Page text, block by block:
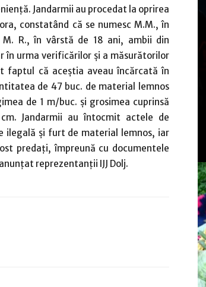
Jandarmii au procedat la oprirea
constatând că se numesc M.M., în
R., în vârstă de 18 ani, ambii din
în urma verificărilor şi a măsurătorilor
faptul că aceştia aveau încărcată în
de 47 buc. de material lemnos
de 1 m/buc. şi grosimea cuprinsă
Jandarmii au întocmit actele de
ilegală şi furt de material lemnos, iar
predaţi, împreună cu documentele
reprezentanții IJJ Dolj.